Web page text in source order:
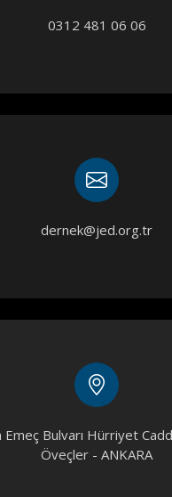
0312 481 06 06
dernek@jed.org.tr
Emeç Bulvarı Hürriyet
Öveçler - ANKARA